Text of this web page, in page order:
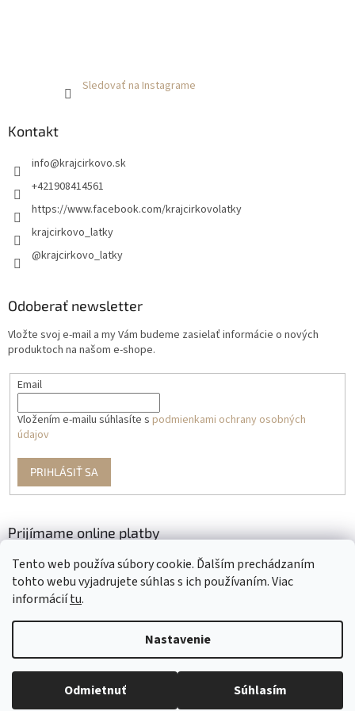
Tento web používa súbory cookie. Ďalším prechádzaním
tohto webu vyjadrujete súhlas s ich používaním. Viac
informáciítu.
Nastavenie
Odmietnuť Súhlasím
Sledovať na Instagrame
Kontakt
info@krajcirkovo.sk
+421908414561
https://www.facebook.com/krajcirkovolatky
krajcirkovo_latky
@krajcirkovo_latky
Odoberať newsletter
Vložte svoj e-mail a my Vám budeme zasielať informácie o nových
produktoch na našom e-shope.
Email
Vložením e-mailu súhlasíte s podmienkami ochrany osobných
údajov
PRIHLÁSIŤ SA
Prijímame online platby
Vytvoril Shoptet
Copyright 2026Krajčírkovo . Všetky práva vyhradené.